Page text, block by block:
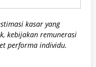
kasar yang
kebijakan remunerasi
performa individu.